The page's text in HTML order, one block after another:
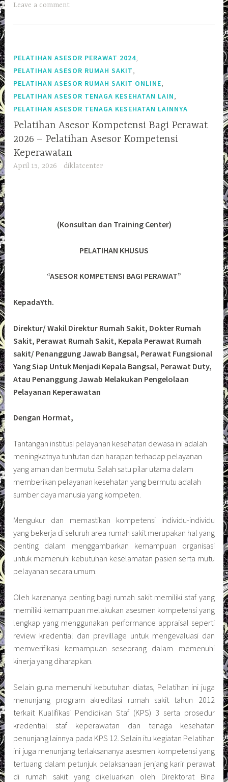
Leave a comment
PELATIHAN ASESOR PERAWAT 2024,
PELATIHAN ASESOR RUMAH SAKIT,
PELATIHAN ASESOR RUMAH SAKIT ONLINE,
PELATIHAN ASESOR TENAGA KESEHATAN LAIN,
PELATIHAN ASESOR TENAGA KESEHATAN LAINNYA
Pelatihan Asesor Kompetensi Bagi Perawat
2026 – Pelatihan Asesor Kompetensi
Keperawatan
April 15, 2026 diklatcenter
(Konsultan dan Training Center)
PELATIHAN KHUSUS
“ASESOR KOMPETENSI BAGI PERAWAT”
KepadaYth.
Direktur/ Wakil Direktur Rumah Sakit, Dokter Rumah
Sakit, Perawat Rumah Sakit, Kepala Perawat Rumah
sakit/ Penanggung Jawab Bangsal, Perawat Fungsional
Yang Siap Untuk Menjadi Kepala Bangsal, Perawat Duty,
Atau Penanggung Jawab Melakukan Pengelolaan
Pelayanan Keperawatan
Dengan Hormat,
Tantangan institusi pelayanan kesehatan dewasa ini adalah
meningkatnya tuntutan dan harapan terhadap pelayanan
yang aman dan bermutu. Salah satu pilar utama dalam
memberikan pelayanan kesehatan yang bermutu adalah
sumber daya manusia yang kompeten.
Mengukur dan memastikan kompetensi individu-individu
yang bekerja di seluruh area rumah sakit merupakan hal yang
penting dalam menggambarkan kemampuan organisasi
untuk memenuhi kebutuhan keselamatan pasien serta mutu
pelayanan secara umum.
Oleh karenanya penting bagi rumah sakit memiliki staf yang
memiliki kemampuan melakukan asesmen kompetensi yang
lengkap yang menggunakan performance appraisal seperti
review kredential dan previllage untuk mengevaluasi dan
memverifikasi kemampuan seseorang dalam memenuhi
kinerja yang diharapkan.
Selain guna memenuhi kebutuhan diatas, Pelatihan ini juga
menunjang program akreditasi rumah sakit tahun 2012
terkait Kualifikasi Pendidikan Staf (KPS) 3 serta prosedur
kredential staf keperawatan dan tenaga kesehatan
penunjang lainnya pada KPS 12. Selain itu kegiatan Pelatihan
ini juga menunjang terlaksananya asesmen kompetensi yang
tertuang dalam petunjuk pelaksanaan jenjang karir perawat
di rumah sakit yang dikeluarkan oleh Direktorat Bina